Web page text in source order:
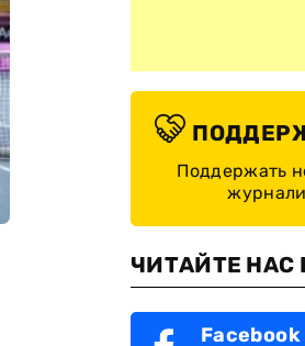
Поддержать
ЧИТАЙТЕ НАС
Facebook